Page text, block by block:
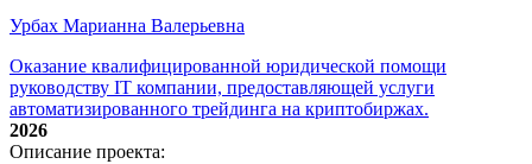
Урбах Марианна Валерьевна
Оказание квалифицированной юридической помощи
руководству IT компании, предоставляющей услуги
автоматизированного трейдинга на криптобиржах.
2026
Описание проекта: